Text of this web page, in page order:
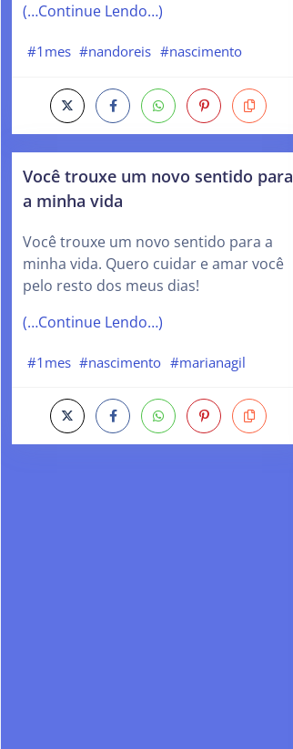
(…Continue Lendo…)
#1mes #nandoreis #nascimento
Você trouxe um novo sentido para
a minha vida
Você trouxe um novo sentido para a
minha vida. Quero cuidar e amar você
pelo resto dos meus dias!
(…Continue Lendo…)
#1mes #nascimento #marianagil